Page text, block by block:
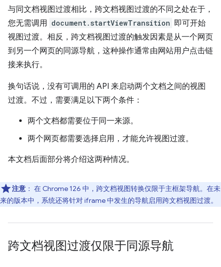
与同文档视图过渡相比，跨文档视图过渡的不同之处在于，
您无需调用 document.startViewTransition 即可开始
视图过渡。相反，跨文档视图过渡的触发因素是从一个网页
到另一个网页的同源导航，这种操作通常由网站用户点击链
接来执行。
换句话说，没有可调用的 API 来启动两个文档之间的视图
过渡。不过，需要满足以下两个条件：
两个文档都需要位于同一来源。
两个网页都需要选择启用，才能允许视图过渡。
本文档后面部分将介绍这两种情况。
注意 ： 在 Chrome 126 中，跨文档视图转换仅限于主框架导航。在未
来的版本中，系统还将针对 iframe 中发生的导航启用跨文档视图过渡。
跨文档视图过渡仅限于同源导航